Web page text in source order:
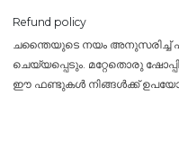
Refund policy
ചന്തൈയുടെ നയം അനുസരിച്ച്
ചെയ്യപ്പെടും. മറ്റേതൊരു
ഈ ഫണ്ടുകൾ നിങ്ങൾക്ക്